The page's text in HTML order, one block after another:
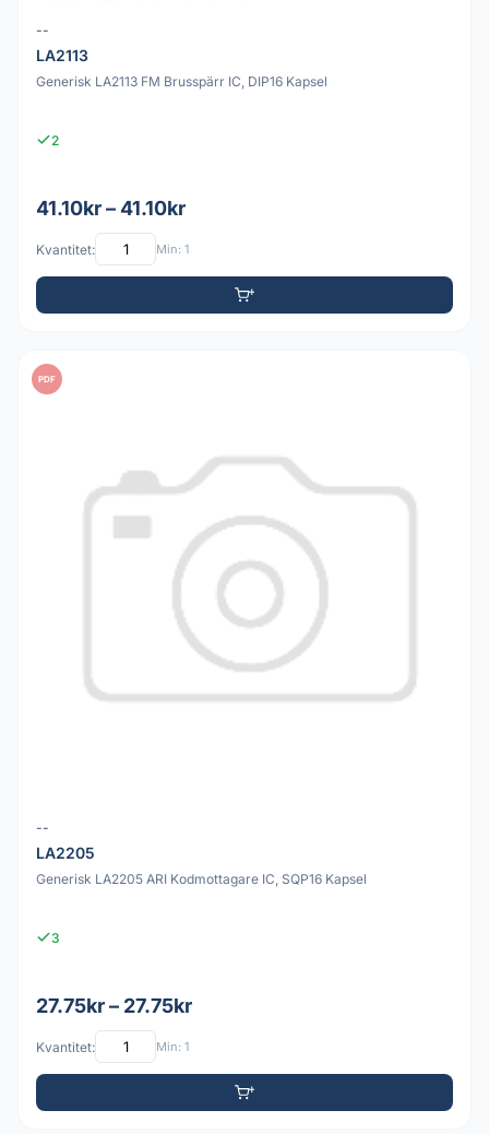
--
LA2113
Generisk LA2113 FM Brusspärr IC, DIP16 Kapsel
2
41.10kr – 41.10kr
Kvantitet: Min: 1
PDF
--
LA2205
Generisk LA2205 ARI Kodmottagare IC, SQP16 Kapsel
3
27.75kr – 27.75kr
Kvantitet: Min: 1